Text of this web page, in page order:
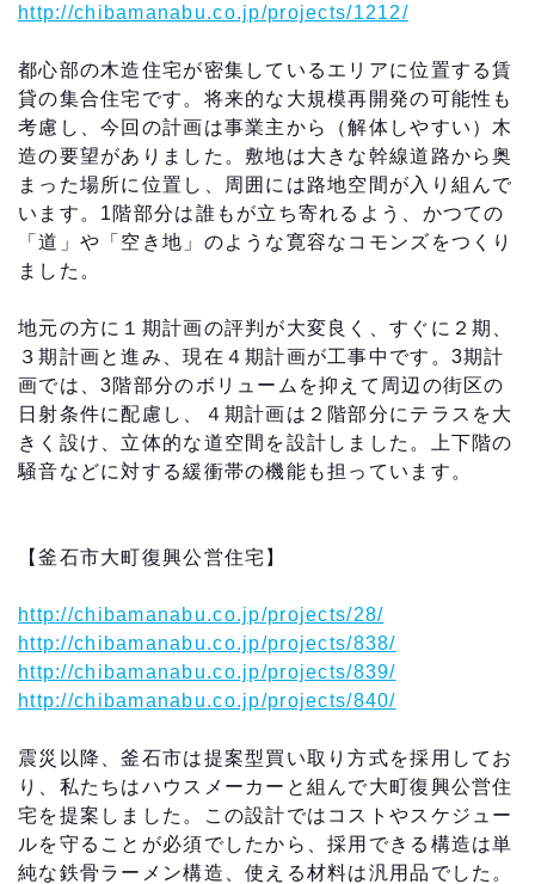
http://chibamanabu.co.jp/projects/1212/
都心部の木造住宅が密集しているエリアに位置する賃
貸の集合住宅です。将来的な大規模再開発の可能性も
考慮し、今回の計画は事業主から（解体しやすい）木
造の要望がありました。敷地は大きな幹線道路から奥
まった場所に位置し、周囲には路地空間が入り組んで
います。1階部分は誰もが立ち寄れるよう、かつての
「道」や「空き地」のような寛容なコモンズをつくり
ました。
地元の方に１期計画の評判が大変良く、すぐに２期、
３期計画と進み、現在４期計画が工事中です。3期計
画では、3階部分のボリュームを抑えて周辺の街区の
日射条件に配慮し、４期計画は２階部分にテラスを大
きく設け、立体的な道空間を設計しました。上下階の
騒音などに対する緩衝帯の機能も担っています。
【釜石市大町復興公営住宅】
http://chibamanabu.co.jp/projects/28/
http://chibamanabu.co.jp/projects/838/
http://chibamanabu.co.jp/projects/839/
http://chibamanabu.co.jp/projects/840/
震災以降、釜石市は提案型買い取り方式を採用してお
り、私たちはハウスメーカーと組んで大町復興公営住
宅を提案しました。この設計ではコストやスケジュー
ルを守ることが必須でしたから、採用できる構造は単
純な鉄骨ラーメン構造、使える材料は汎用品でした。